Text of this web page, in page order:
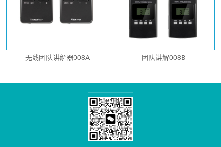
无线团队讲解器008A 团队讲解008B